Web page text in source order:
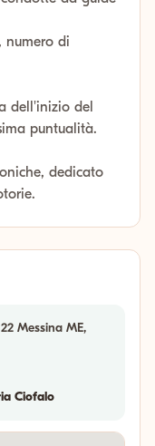
numero di
dell'inizio del
puntualità.
dedicato
Messina ME,
Ciofalo